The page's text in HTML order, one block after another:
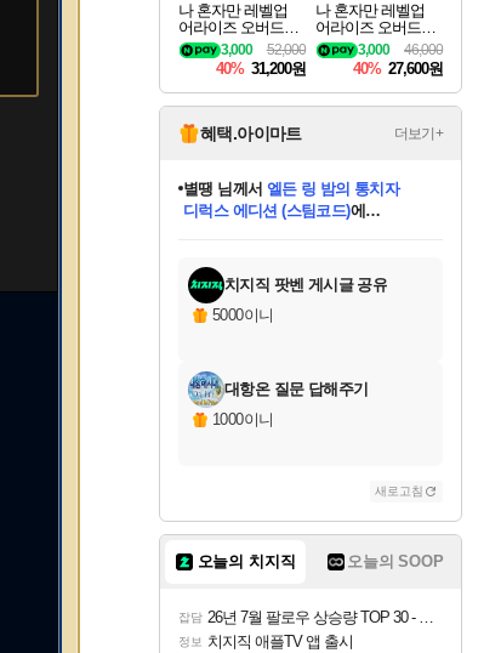
나 혼자만 레벨업
어라이즈 오버드라
이브 디럭스 에디션
Solo Leveling Arise
Overdrive Deluxe Edi
tion
52,000
3,000
40% 31,200원
나 혼자만 레벨업
어라이즈 오버드라
이브 Solo Leveling A
rise
46,000
3,000
40% 27,600원
혜택.아이마트 더보기+
교환.
별땡 님께서 엘든 링 밤의 통치자
디럭스 에디션 (스팀코드)에
당첨되셨습니다.
당첨되셨습니다.
당첨되셨습니다.
당첨되셨습니다.
당첨되셨습니다.
당첨되셨습니다.
에디션 (스팀코드)를 교환.
당첨되셨습니다.
치지직 팟벤 게시글 공유
5000이니
대항온 질문 답해주기
1000이니
새로고침
오늘의 치지직 오늘의 SOOP
잡담 26년 7월 팔로우 상승량 TOP 30 - 월간 치지직
정보 치지직 애플TV 앱 출시